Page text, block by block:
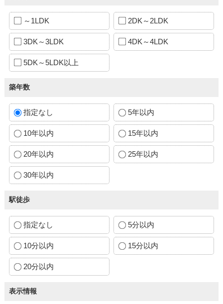
～1LDK 2DK～2LDK
3DK～3LDK 4DK～4LDK
5DK～5LDK以上
築年数
指定なし 5年以内
10年以内 15年以内
20年以内 25年以内
30年以内
駅徒歩
指定なし 5分以内
10分以内 15分以内
20分以内
表示情報